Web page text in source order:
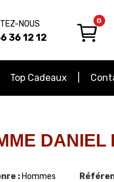
NOUS
36 12 12
0
Top Cadeaux
DANIEL
: Hommes